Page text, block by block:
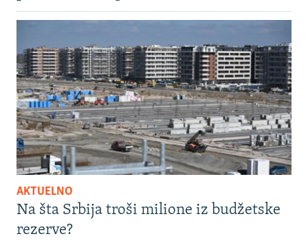
AKTUELNO
Na šta Srbija troši milione iz budžetske
rezerve?